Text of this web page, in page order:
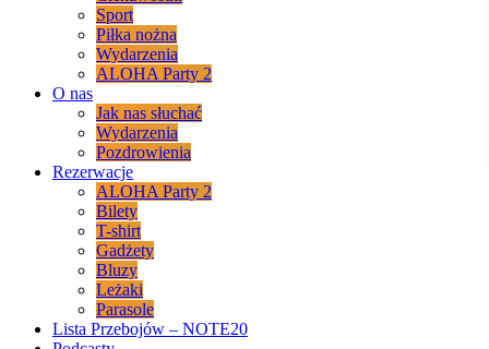
Sport
Piłka nożna
Wydarzenia
ALOHA Party 2
O nas
Jak nas słuchać
Wydarzenia
Pozdrowienia
Rezerwacje
ALOHA Party 2
Bilety
T-shirt
Gadżety
Bluzy
Leżaki
Parasole
Lista Przebojów – NOTE20